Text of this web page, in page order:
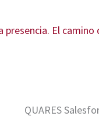
El camino
QUARES